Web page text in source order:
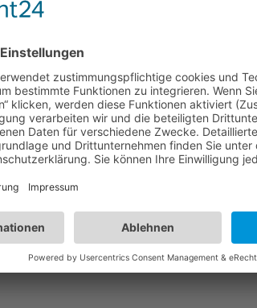
Elspe